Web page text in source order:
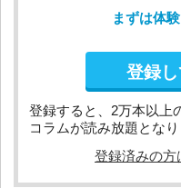
まずは体
登録
登録すると、2万本以上
コラムが読み放題となり
登録済みの方